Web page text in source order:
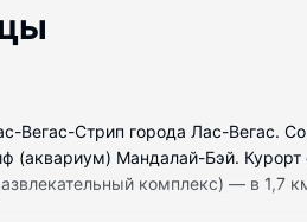
Вегас-Стрип города Лас-Вегас.
(аквариум) Мандалай-Бэй.
комплекс) — в 1,7